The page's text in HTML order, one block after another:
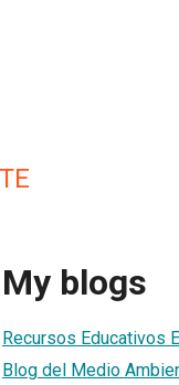
My blogs
Recursos Educativos
Blog del Medio